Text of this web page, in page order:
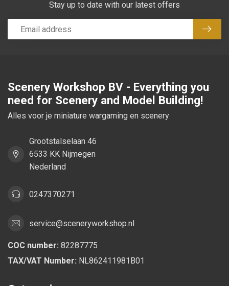
Stay up to date with our latest offers
Scenery Workshop BV - Everything you
need for Scenery and Model Building!
Alles voor je miniature wargaming en scenery
Grootstalselaan 46
6533 KK Nijmegen
Nederland
0247370271
service@sceneryworkshop.nl
COC number: 82287775
TAX/VAT Number: NL862411981B01